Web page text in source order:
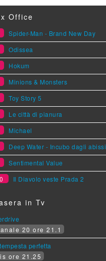
Office
Spider-Man - Brand New Day
Odissea
Hokum
Minions & Monsters
Toy Story 5
Le città di pianura
Michael
Deep Water - Incubo dagli abissi
Sentimental Value
Il Diavolo veste Prada 2
in Tv
20 ore 21.1
perfetta
ore 21.25